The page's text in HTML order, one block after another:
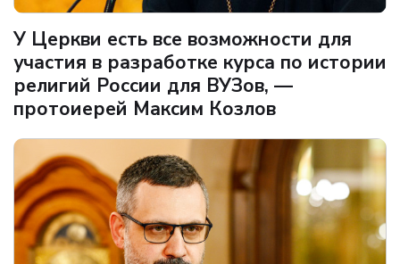
У Церкви есть все возможности для
участия в разработке курса по истории
религий России для ВУЗов, —
протоиерей Максим Козлов